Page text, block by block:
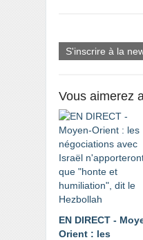
S'inscrire à la
Vous aimerez
EN DIRECT -
Orient : les